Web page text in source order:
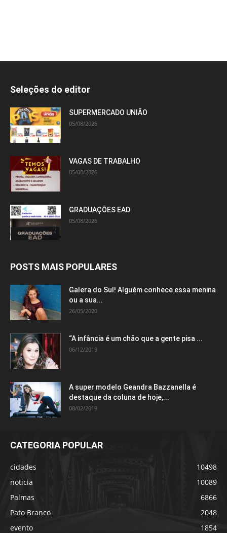
Seleções do editor
SUPERMERCADO UNIÃO
05/08/2026
VAGAS DE TRABALHO
05/08/2026
GRADUAÇÕES EAD
05/08/2026
POSTS MAIS POPULARES
Galera do Sul! Alguém conhece essa menina
ou a sua...
26/05/2020
“A infância é um chão que a gente pisa ...
06/12/2019
A super modelo Geandra Bazzanella é
destaque da coluna de hoje,...
08/02/2019
CATEGORIA POPULAR
cidades
10498
noticia
10089
Palmas
6866
Pato Branco
2048
evento
1854